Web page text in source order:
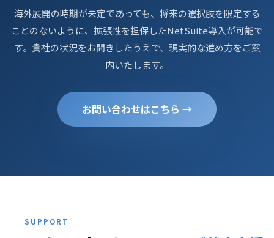
海外展開の時期が未定であっても、将来の選択肢を限定する
ことのないように、拡張性を担保したNetSuite導入が可能で
す。貴社の状況をお聞きしたうえで、現実的な進め方をご案
内いたします。
お問い合わせはこちら →
SUPPORT